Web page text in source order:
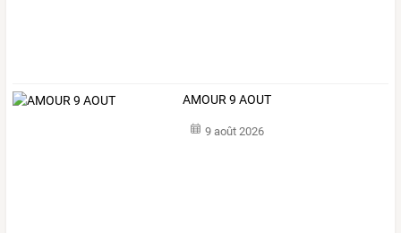
AMOUR 9 AOUT
9 août 2026